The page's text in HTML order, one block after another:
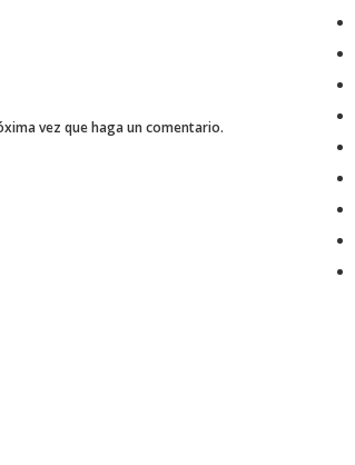
vez que haga un comentario.